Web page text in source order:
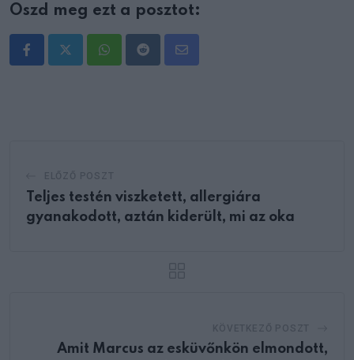
Oszd meg ezt a posztot:
WhatsappRedditShare
Teljes testén viszketett, allergiára
gyanakodott, aztán kiderült, mi az oka
Amit Marcus az esküvőnkön elmondott,